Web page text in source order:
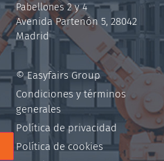
Pabellones 2 y 4
Avenida Partenón 5, 28042
Madrid
© Easyfairs Group
Condiciones y términos
generales
Política de privacidad
Política de cookies